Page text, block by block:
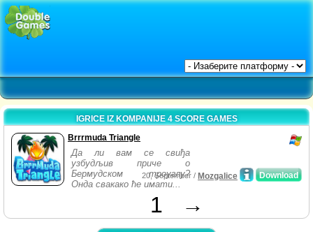
IGRICE IZ KOMPANIJE 4 SCORE GAMES
Brrrmuda Triangle
Да ли вам се свиђа
узбудљив приче о
Бермудском троуглу?
Онда свакако ће имати...
Download
20, September / Mozgalice
1 →